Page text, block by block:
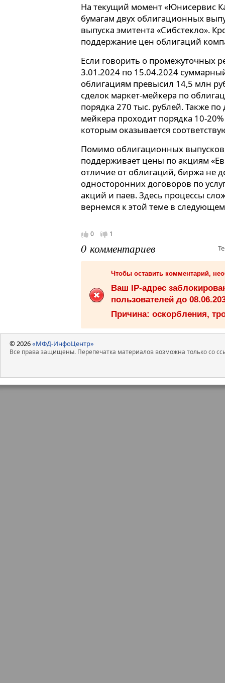
На текущий момент «Юнисервис
бумагам двух облигационных
выпуска эмитента «Сибстекло».
поддержание цен облигаций
Если говорить о промежуточных
3.01.2024 по 15.04.2024
облигациям превысил 14,5 млн
сделок маркет-мейкера по
порядка 270 тыс. рублей. Также
мейкера проходит порядка 10-
которым оказывается
Помимо облигационных
поддерживает цены по акциям
отличие от облигаций, биржа не
односторонних договоров по
акций и паев. Здесь процессы
вернемся к этой теме в
0 1
0 комментариев
Чтобы оставить комментарий,
Ваш IP-адрес
пользователей до
Причина: оскорбления,
© 2026«МФД-ИнфоЦентр»
Все права защищены. Перепечатка материалов возможна только со